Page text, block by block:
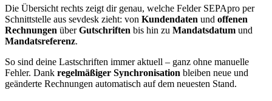
Die Übersicht rechts zeigt dir genau, welche Felder SEPApro per
Schnittstelle aus sevdesk zieht: von Kundendaten und offenen
Rechnungen überGutschriften bis hin zu Mandatsdatum und
Mandatsreferenz.
So sind deine Lastschriften immer aktuell – ganz ohne manuelle
Fehler. Dank regelmäßiger Synchronisation bleiben neue und
geänderte Rechnungen automatisch auf dem neuesten Stand.